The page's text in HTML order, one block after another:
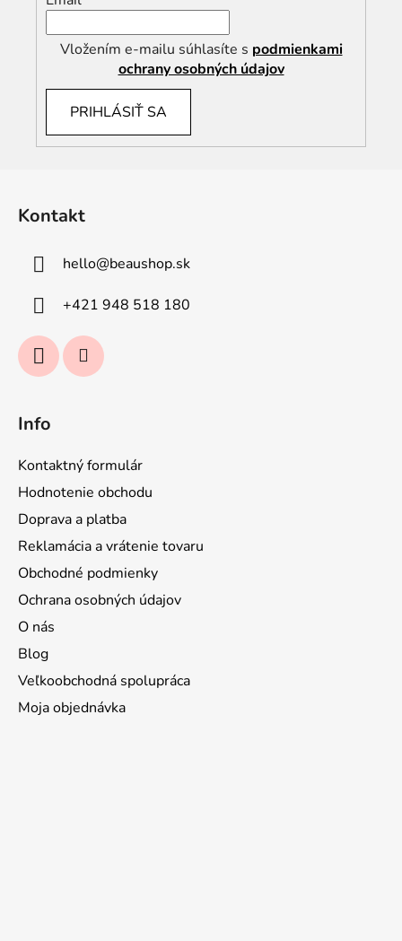
Vložením e-mailu súhlasíte s podmienkami
ochrany osobných údajov
PRIHLÁSIŤ SA
Kontakt
hello@beaushop.sk
+421 948 518 180
Info
Kontaktný formulár
Hodnotenie obchodu
Doprava a platba
Reklamácia a vrátenie tovaru
Obchodné podmienky
Ochrana osobných údajov
O nás
Blog
Veľkoobchodná spolupráca
Moja objednávka